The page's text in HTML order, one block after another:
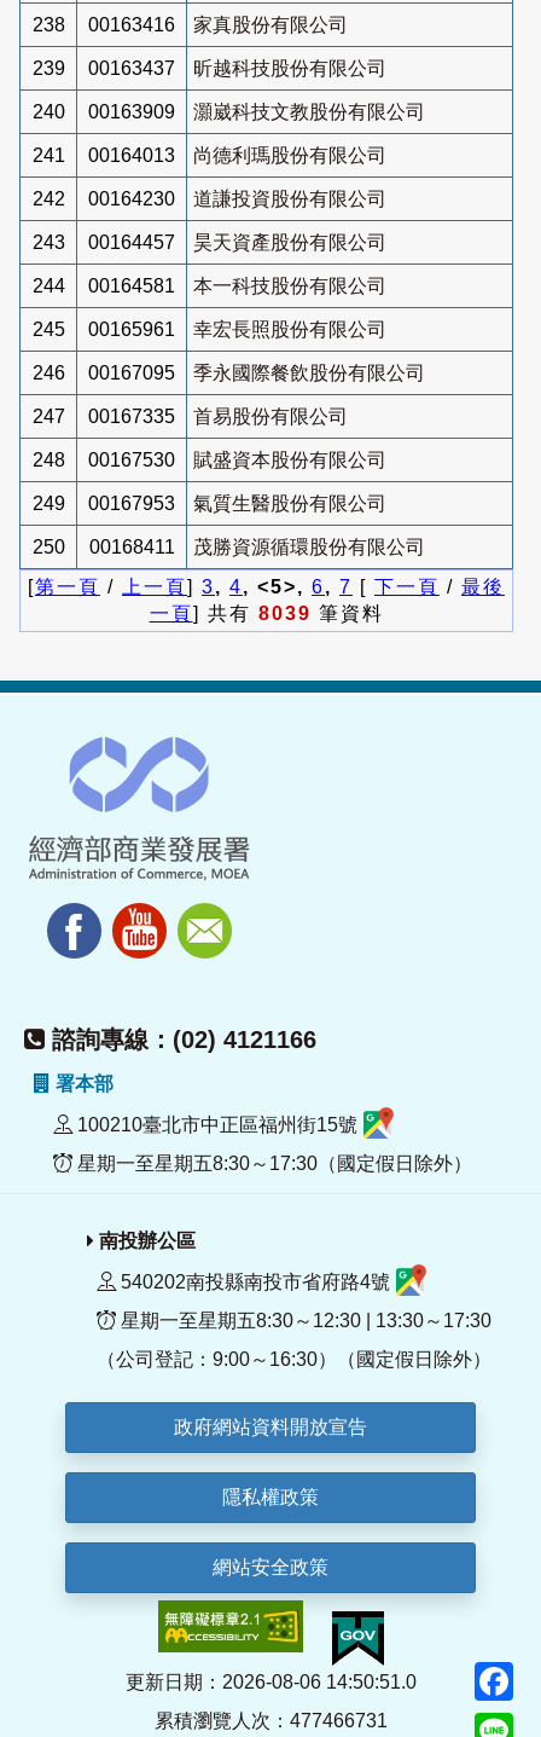
238 00163416 家真股份有限公司
239 00163437 昕越科技股份有限公司
240 00163909 灝崴科技文教股份有限公司
241 00164013 尚德利瑪股份有限公司
242 00164230 道謙投資股份有限公司
243 00164457 昊天資產股份有限公司
244 00164581 本一科技股份有限公司
245 00165961 幸宏長照股份有限公司
246 00167095 季永國際餐飲股份有限公司
247 00167335 首易股份有限公司
248 00167530 賦盛資本股份有限公司
249 00167953 氣質生醫股份有限公司
250 00168411
茂勝資源循環股份有限公司
[第一頁 / 上一頁] 3, 4, <5>, 6, 7 [ 下一頁 / 最後
一頁] 共有 8039 筆資料
諮詢專線：(02) 4121166
署本部
100210臺北市中正區福州街15號
星期一至星期五8:30～17:30（國定假日除外）
南投辦公區
540202南投縣南投市省府路4號
星期一至星期五8:30～12:30 | 13:30～17:30
（公司登記：9:00～16:30）（國定假日除外）
政府網站資料開放宣告
隱私權政策
網站安全政策
更新日期：2026-08-06 14:50:51.0
累積瀏覽人次：477466731